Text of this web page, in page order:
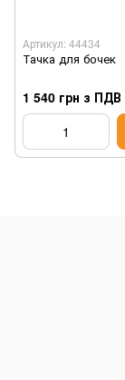
Артикул: 44434
Тачка для бочек
1 540 грн з ПДВ